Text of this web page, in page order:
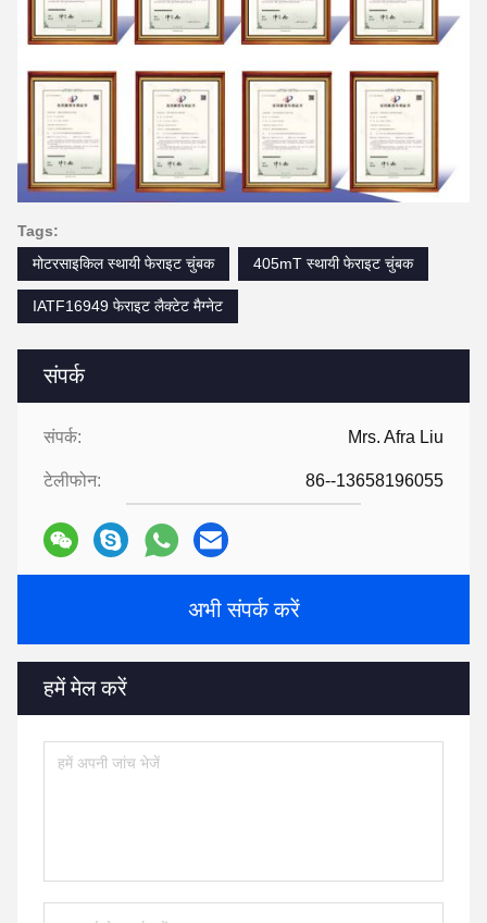
संपर्क
संपर्क: Mrs. Afra Liu
टेलीफोन: 86--13658196055
अभी संपर्क करें
हमें मेल करें
Tags:
मोटरसाइकिल स्थायी फेराइट चुंबक
405mT स्थायी फेराइट चुंबक
IATF16949 फेराइट लैक्टेट मैग्नेट